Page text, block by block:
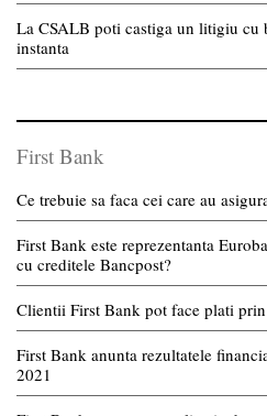
La CSALB poti castiga un litigiu cu
instanta
First Bank
Ce trebuie sa faca cei care au
First Bank este reprezentanta
cu creditele Bancpost?
Clientii First Bank pot face plati
First Bank anunta rezultatele
2021